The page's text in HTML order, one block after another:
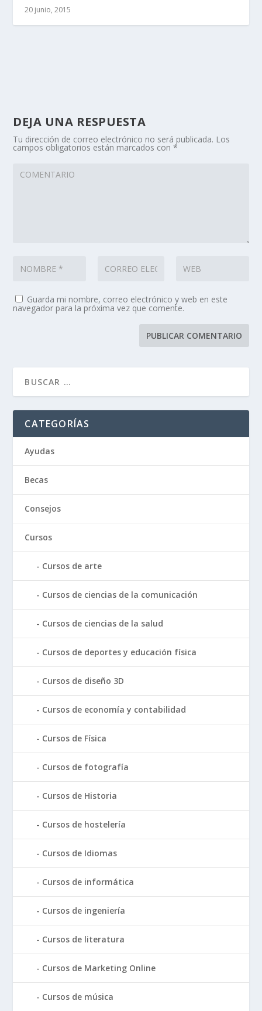
20 junio, 2015
DEJA UNA RESPUESTA
Tu dirección de correo electrónico no será publicada. Los
campos obligatorios están marcados con*
Guarda mi nombre, correo electrónico y web en este
navegador para la próxima vez que comente.
CATEGORÍAS
Ayudas
Becas
Consejos
Cursos
Cursos de arte
Cursos de ciencias de la comunicación
Cursos de ciencias de la salud
Cursos de deportes y educación física
Cursos de diseño 3D
Cursos de economía y contabilidad
Cursos de Física
Cursos de fotografía
Cursos de Historia
Cursos de hostelería
Cursos de Idiomas
Cursos de informática
Cursos de ingeniería
Cursos de literatura
Cursos de Marketing Online
Cursos de música